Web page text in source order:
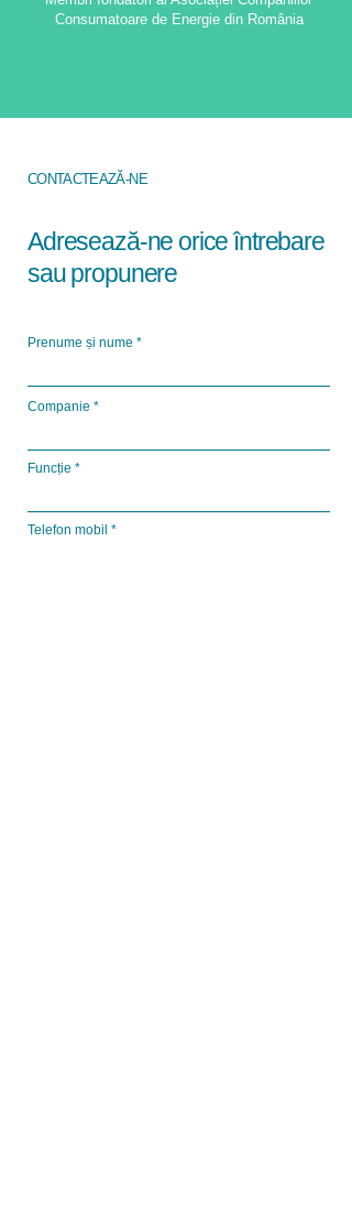
Consumatoare de Energie din România
CONTACTEAZĂ-NE
Adresează-ne orice întrebare
saupropunere
Prenume și nume
Companie
Funcție
Telefon mobil